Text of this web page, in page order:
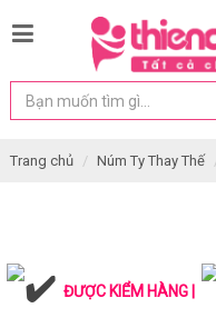
Trang chủ Núm Ty Thay Thế
ĐƯỢC KIỂM HÀNG |